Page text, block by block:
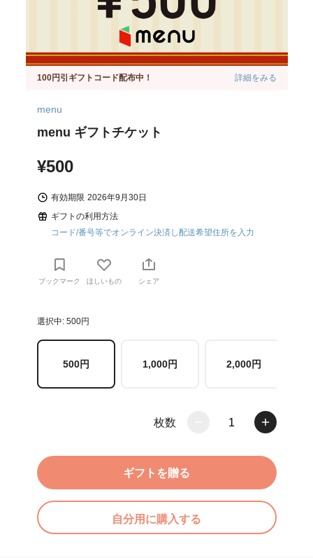
100円引ギフトコード配布中！ 詳細をみる
menu
menu ギフトチケット
¥500
有効期限 2026年9月30日
ギフトの利用方法
コード/番号等でオンライン決済し配送希望住所を入力
ブックマーク ほしいもの シェア
選択中: 500円
500円 1,000円 2,000円
枚数 1
ギフトを贈る
自分用に購入する